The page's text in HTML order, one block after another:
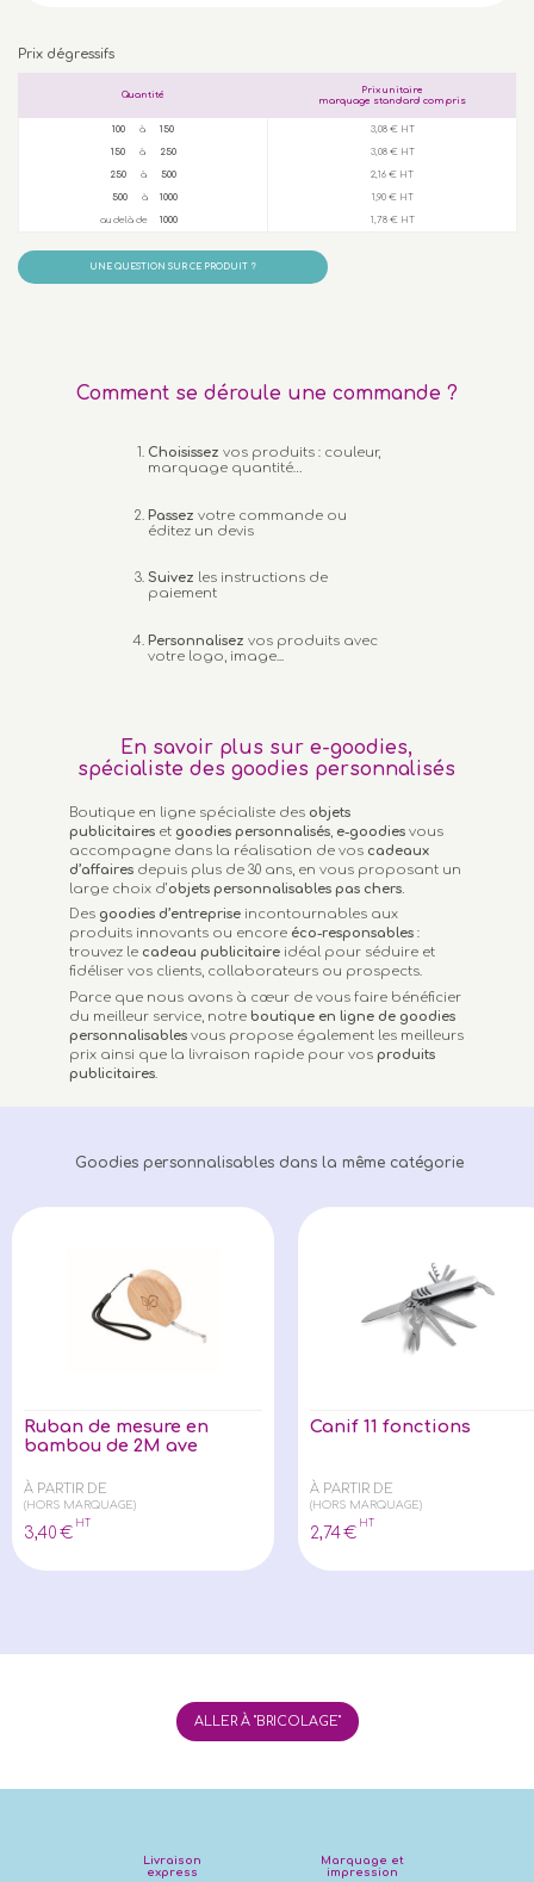
Prix dégressifs
Quantité
Prix unitaire
marquage standard compris
100 à 150 3,08 € HT
150à 250 3,08 € HT
250 à 500 2,16 € HT
500à 1000 1,90 € HT
au delà de 1000 1,78 € HT
UNE QUESTION SUR CE PRODUIT ?
Comment se déroule une commande ?
Choisissez vos produits : couleur,
marquage quantité…
Passez votre commande ou
éditez un devis
Suivez les instructions de
paiement
Personnalisez vos produits avec
votre logo, image...
En savoir plus sur e-goodies,
spécialiste des goodies personnalisés
Boutique en ligne spécialiste des objets
publicitaires et goodies personnalisés, e-goodies vous
accompagne dans la réalisation de vos cadeaux
d’affaires depuis plus de 30 ans, en vous proposant un
large choix d’objets personnalisables pas chers.
Des goodies d’entreprise incontournables aux
produits innovants ou encore éco-responsables :
trouvez le cadeau publicitaire idéal pour séduire et
fidéliser vos clients, collaborateurs ou prospects.
Parce que nous avons à cœur de vous faire bénéficier
du meilleur service, notreboutique en ligne de goodies
personnalisables vous propose également les meilleurs
prix ainsi que la livraison rapide pour vos produits
publicitaires.
Goodies personnalisables dans la même catégorie
Ruban de mesure en
bambou de 2M ave
À PARTIR DE
(HORS MARQUAGE)
3,40 €
HT
Canif 11 fonctions
À PARTIR DE
(HORS MARQUAGE)
2,74€
HT
ALLER À "BRICOLAGE"
Livraison
express
Marquage et
impression